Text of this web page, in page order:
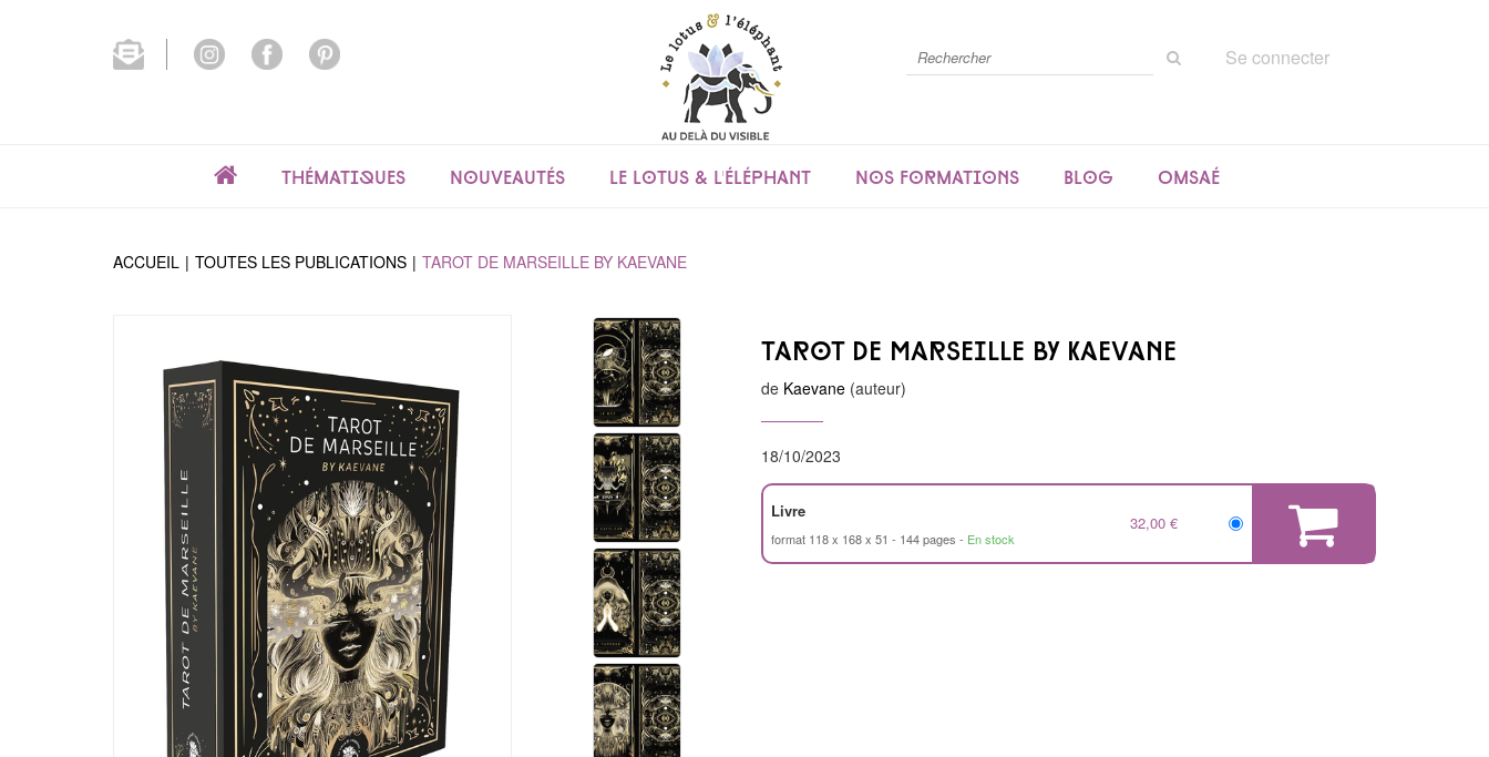
Se connecter
Thématiques Nouveautés Le lotus & l'éléphant Nos formations Blog Omsaé
ACCUEIL TOUTES LES PUBLICATIONS TAROT DE MARSEILLE BY KAEVANE
Tarot de Marseille by Kaevane
de Kaevane (auteur)
18/10/2023
Livre
format 118 x 168 x 51 144 pages En stock
32,00 €